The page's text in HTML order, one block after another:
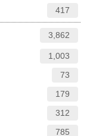
417
3,862
1,003
73
179
312
785